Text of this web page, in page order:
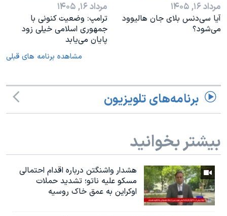
مرداد ۱۶, ۱۴۰۵
آیا سی‌دنس بلای جان هالیوود
می‌شود؟
مرداد ۱۶, ۱۴۰۵
ترامپ: وضعیت کنونی با
جمهوری اسلامی خیلی زود
پایان می‌یابد
مشاهده برنامه های قبلی
برنامه‌های تلویزیون
بیشتر بخوانید
هشدار واشنگتن درباره اقدام احتمالی
مسکو علیه ناتو؛ تشدید حملات
اوکراین به عمق خاک روسیه